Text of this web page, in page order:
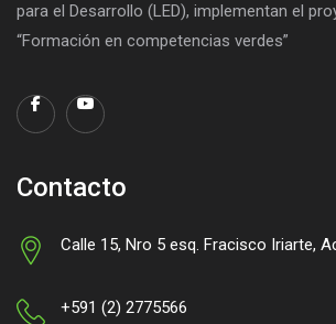
para el Desarrollo (LED), implementan el
“Formación en competencias verdes”
Contacto
Calle 15, Nro 5 esq. Fracisco Iriarte,
+591 (2) 2775566